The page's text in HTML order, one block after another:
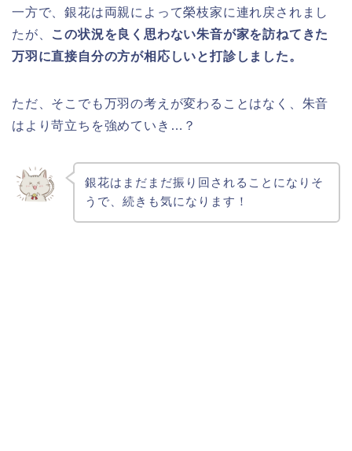
一方で、銀花は両親によって榮枝家に連れ戻されまし
たが、 この状況を良く思わない朱音が家を訪ねてきた
万羽に直接自分の方が相応しいと打診しました。
ただ、そこでも万羽の考えが変わることはなく、朱音
はより苛立ちを強めていき…？
銀花はまだまだ振り回されることになりそ
うで、続きも気になります！